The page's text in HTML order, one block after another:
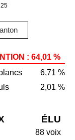
: 64,01 %
6,71 %
2,01 %
ÉLU
88 voix